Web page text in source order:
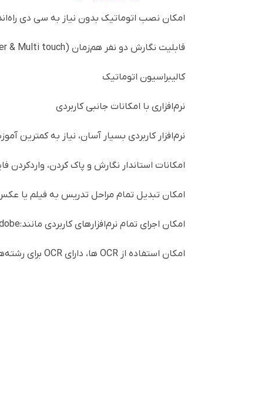
امکان نصب اتوماتیک بدون نیاز به سی دی
قابلیت نگارش دو نفر هم‌زمان (& Multi touch
کالیبراسیون اتوماتیک
نرم‌افزاری با امکانات جانبی کاربردی
نرم‌افزار کاربردی بسیار آسان، نیاز به کمترین
امکانات استاندار نگارش و پاک کردن،
امکان تبدیل تمام مراحل تدریس به فیلم یا
امکان اجرای تمام نرم‌افزارهای کاربردی مانند:
امکان استفاده ازOCR ها، دارایOCR برای